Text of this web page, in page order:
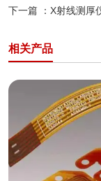
下一篇 ： X射线测厚
相关产品